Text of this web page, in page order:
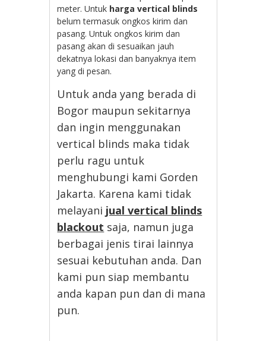
meter. Untuk harga vertical blinds
belum termasuk ongkos kirim dan
pasang. Untuk ongkos kirim dan
pasang akan di sesuaikan jauh
dekatnya lokasi dan banyaknya item
yang di pesan.
Untuk anda yang berada di
Bogor maupun sekitarnya
dan ingin menggunakan
vertical blinds maka tidak
perlu ragu untuk
menghubungi kami Gorden
Jakarta. Karena kami tidak
melayani jual vertical blinds
blackout saja, namun juga
berbagai jenis tirai lainnya
sesuai kebutuhan anda. Dan
kami pun siap membantu
anda kapan pun dan di mana
pun.